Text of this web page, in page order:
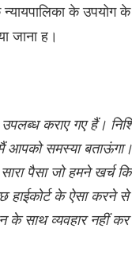
के
जाना ह।
कराए गए हैं।
मैं आपको समस्या
पैसा जो हमने खर्च
के ऐसा करने
साथ व्यवहार नहीं